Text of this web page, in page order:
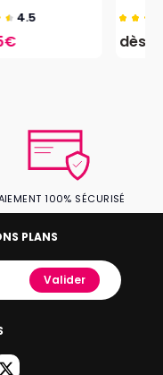
4.5
dès
100% SÉCURISÉ
PLANS
Valider